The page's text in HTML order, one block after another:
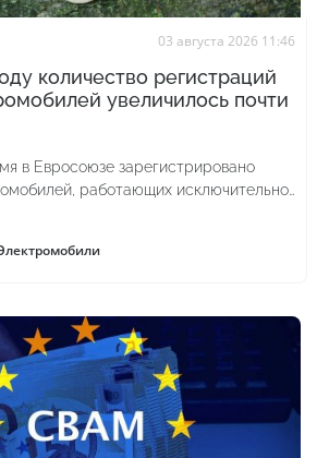
03 августа 2026 11:46
количество регистраций
увеличилось почти
в Евросоюзе зарегистрировано
работающих исключительно